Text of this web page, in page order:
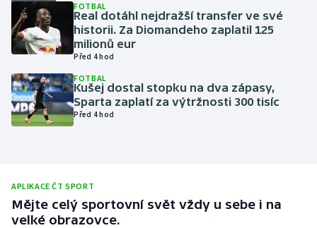
Motorsport
Olympijské hry
Parasport
Plavání
FOTBAL
Real dotáhl nejdražší transfer ve své
historii. Za Diomandeho zaplatil 125
milionů eur
Před 4 hod
FOTBAL
Kušej dostal stopku na dva zápasy,
Sparta zaplatí za výtržnosti 300 tisíc
Před 4 hod
APLIKACE ČT SPORT
Mějte celý sportovní svět vždy u sebe i na
velké obrazovce.